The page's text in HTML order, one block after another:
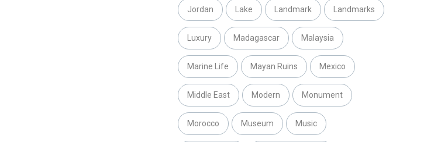
Jordan Lake Landmark Landmarks
Luxury Madagascar Malaysia
Marine Life Mayan Ruins Mexico
Middle East Modern Monument
Morocco Museum Music